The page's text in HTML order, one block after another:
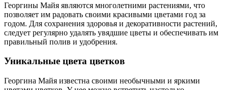
Георгины Майя являются многолетними растениями, что
позволяет им радовать своими красивыми цветами год за
годом. Для сохранения здоровья и декоративности растений,
следует регулярно удалять увядшие цветы и обеспечивать им
правильный полив и удобрения.
Уникальные цвета цветков
Георгина Майя известна своими необычными и яркими